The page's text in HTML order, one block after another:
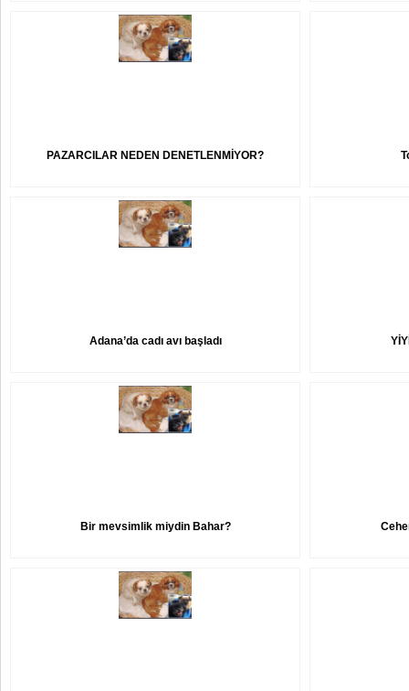
PAZARCILAR NEDEN DENETLENMİYOR?
Adana’da cadı avı başladı
Bir mevsimlik miydin Bahar?